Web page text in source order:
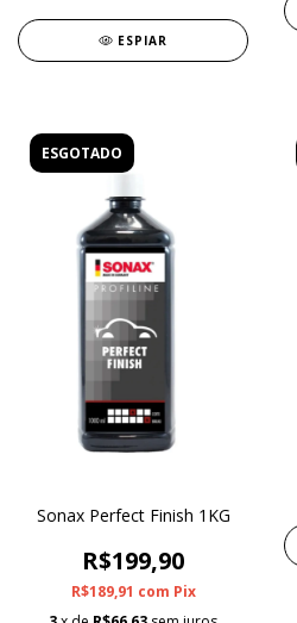
ESPIAR
ESGOTADO
Sonax Perfect Finish 1KG
R$199,90
R$189,91 com Pix